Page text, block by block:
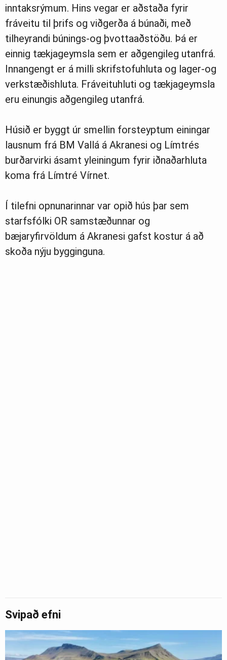
inntaksrýmum. Hins vegar er aðstaða fyrir
fráveitu til þrifs og viðgerða á búnaði, með
tilheyrandi búnings-og þvottaaðstöðu. Þá er
einnig tækjageymsla sem er aðgengileg utanfrá.
Innangengt er á milli skrifstofuhluta og lager-og
verkstæðishluta. Fráveituhluti og tækjageymsla
eru einungis aðgengileg utanfrá.
Húsið er byggt úr smellin forsteyptum einingar
lausnum frá BM Vallá á Akranesi og Límtrés
burðarvirki ásamt yleiningum fyrir iðnaðarhluta
koma frá Límtré Vírnet.
Í tilefni opnunarinnar var opið hús þar sem
starfsfólki OR samstæðunnar og
bæjaryfirvöldum á Akranesi gafst kostur á að
skoða nýju bygginguna.
Svipað efni